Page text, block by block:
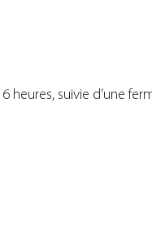
heures, suivie d’une